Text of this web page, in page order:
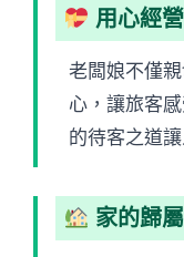
用心經
老闆娘不僅
心，讓旅客
的待客之道
家的歸